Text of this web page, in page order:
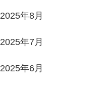
2025年8月
2025年7月
2025年6月